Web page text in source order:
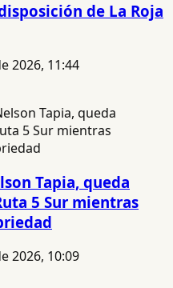
de La Roja
2026, 11:44
Tapia, queda
5 Sur mientras
2026, 10:09